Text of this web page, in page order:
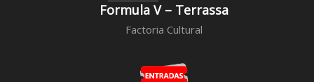
Formula V – Terrassa
Factoria Cultural